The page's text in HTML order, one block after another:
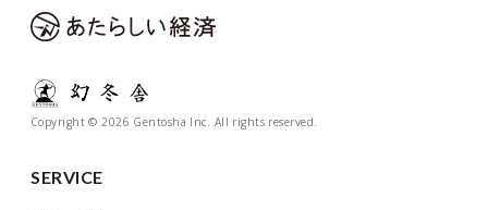
Copyright © 2026 Gentosha Inc. All rights reserved.
SERVICE